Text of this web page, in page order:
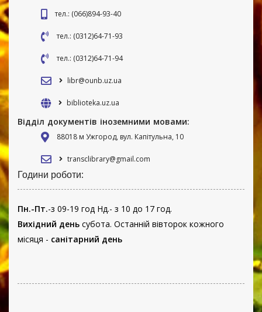
тел.: (066)894-93-40
тел.: (0312)64-71-93
тел.: (0312)64-71-94
libr@ounb.uz.ua
biblioteka.uz.ua
Відділ документів іноземними мовами:
88018 м Ужгород, вул. Капітульна, 10
transclibrary@gmail.com
Години роботи:
Пн.-Пт.-з 09-19 год Нд.- з 10 до 17 год.
Вихідний день субота. Останній вівторок кожного
місяця - санітарний день